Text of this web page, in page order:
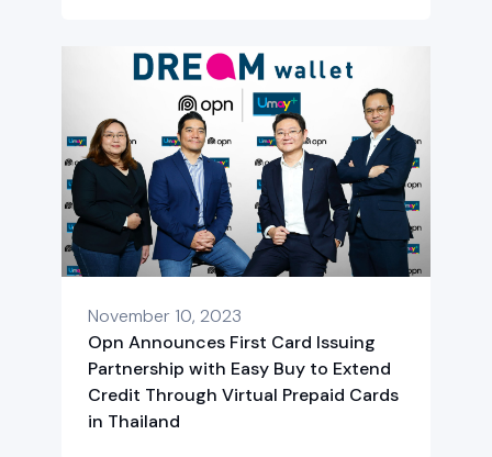
November 10, 2023
Opn Announces First Card Issuing
Partnership with Easy Buy to Extend
Credit Through Virtual Prepaid Cards
in Thailand